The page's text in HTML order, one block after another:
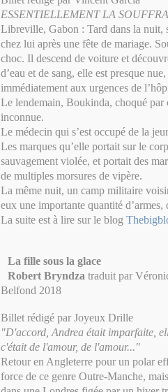
ESSENTIELLEMENT LA
Libreville, Gabon : Tard dans la nuit,
chez lui après une fête de mariage.
choc. Il descend de voiture et
d’eau et de sang, elle est presque
immédiatement aux urgences de
Le lendemain, Boukinda, choqué par
inconnue.
Le médecin qui s’est occupé de la
Les marques qu’elle portait sur le
sauvagement violée, et portait des
de multiples morsures de vipère.
La même nuit, un camp militaire
eux une importante quantité
La suite est à lire sur le blog
La fille sous la glace
Robert Bryndza traduit par
Belfond 2018
Billet rédigé par Joyeux Drille
"D'accord, Andrea était imparfaite,
c'était de l'amour, de l'amour..."
Retour en Angleterre pour un polar
force de ce genre Outre-Manche,